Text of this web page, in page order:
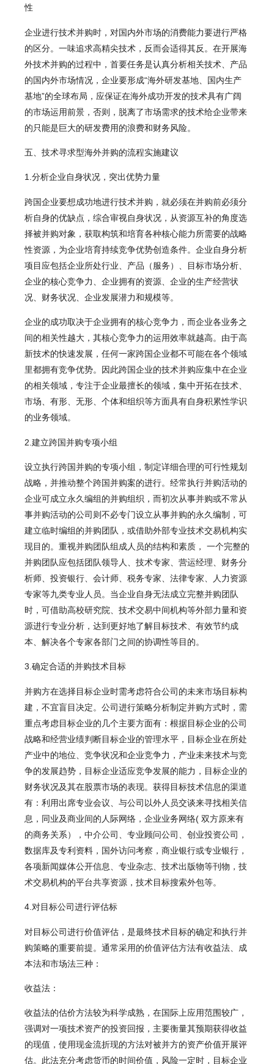
性
企业进行技术并购时，对国内外市场的消费能力要进行严格
的区分。一味追求高精尖技术，反而会适得其反。在开展海
外技术并购的过程中，首要任务是认真分析相关技术、产品
的国内外市场情况，企业要形成“海外研发基地、国内生产
基地”的全球布局，应保证在海外成功开发的技术具有广阔
的市场运用前景，否则，脱离了市场需求的技术给企业带来
的只能是巨大的研发费用的浪费和财务风险。
五、技术寻求型海外并购的流程实施建议
1.分析企业自身状况，突出优势力量
跨国企业要想成功地进行技术并购，就必须在并购前必须分
析自身的优缺点，综合审视自身状况，从资源互补的角度选
择被并购对象，获取构筑和培育各种核心能力所需要的战略
性资源，为企业培育持续竞争优势创造条件。企业自身分析
项目应包括企业所处行业、产品（服务）、目标市场分析、
企业的核心竞争力、企业拥有的资源、企业的生产经营状
况、财务状况、企业发展潜力和规模等。
企业的成功取决于企业拥有的核心竞争力，而企业各业务之
间的相关性越大，其核心竞争力的运用效率就越高。由于高
新技术的快速发展，任何一家跨国企业都不可能在各个领域
里都拥有竞争优势。因此跨国企业的技术并购应集中在企业
的相关领域，专注于企业最擅长的领域，集中开拓在技术、
市场、有形、无形、个体和组织等方面具有自身积累性学识
的业务领域。
2.建立跨国并购专项小组
设立执行跨国并购的专项小组，制定详细合理的可行性规划
战略，并推动整个跨国并购案的进行。经常执行并购活动的
企业可成立永久编组的并购组织，而初次从事并购或不常从
事并购活动的公司则不必专门设立从事并购的永久编制，可
建立临时编组的并购团队，或借助外部专业技术交易机构实
现目的。重视并购团队组成人员的结构和素质， 一个完整的
并购团队应包括团队领导人、技术专家、营运经理、财务分
析师、投资银行、会计师、税务专家、法律专家、人力资源
专家等九类专业人员。当企业自身无法成立完整并购团队
时，可借助高校研究院、技术交易中间机构等外部力量和资
源进行专业分析，达到更好地了解目标技术、有效节约成
本、解决各个专家各部门之间的协调性等目的。
3.确定合适的并购技术目标
并购方在选择目标企业时需考虑符合公司的未来市场目标构
建，不宜盲目决定。公司进行策略分析制定并购方式时，需
重点考虑目标企业的几个主要方面有：根据目标企业的公司
战略和经营业绩判断目标企业的管理水平，目标企业在所处
产业中的地位、竞争状况和企业竞争力，产业未来技术与竞
争的发展趋势，目标企业适应竞争发展的能力，目标企业的
财务状况及其在股票市场的表现。获得目标技术信息的渠道
有：利用出席专业会议、与公司以外人员交谈来寻找相关信
息，同业及商业间的人际网络，企业业务网络( 双方原来有
的商务关系），中介公司、专业顾问公司、创业投资公司，
数据库及专利资料，国外访问考察，商业银行或专业银行，
各项新闻媒体公开信息、专业杂志、技术出版物等刊物，技
术交易机构的平台共享资源，技术目标搜索外包等。
4.对目标公司进行评估标
对目标公司进行价值评估，是最终技术目标的确定和执行并
购策略的重要前提。通常采用的价值评估方法有收益法、成
本法和市场法三种：
收益法：
收益法的估价方法较为科学成熟，在国际上应用范围较广，
强调对一项技术资产的投资回报，主要衡量其预期获得收益
的现值，使用现金流折现的方法对被并方的资产价值开展评
估。此法充分考虑货币的时间价值，风险一定时，目标企业